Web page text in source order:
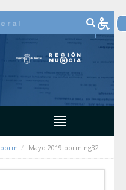
borm Mayo 2019 borm ng32